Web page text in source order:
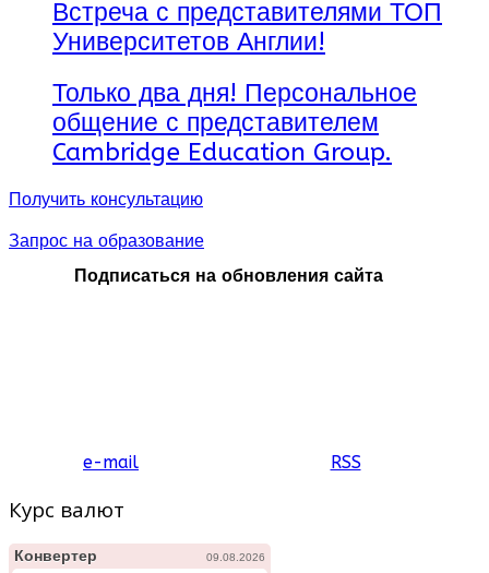
Встреча с представителями ТОП
Университетов Англии!
Только два дня! Персональное
общение с представителем
Cambridge Education Group.
Получить консультацию
Запрос на образование
Подписаться на обновления сайта
e-mail RSS
Курс валют